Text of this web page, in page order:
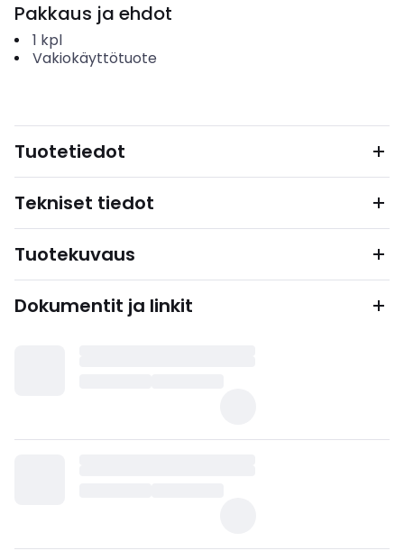
Pakkaus ja ehdot
1 kpl
Vakiokäyttötuote
Tuotetiedot
Tekniset tiedot
Tuotekuvaus
Dokumentit ja linkit